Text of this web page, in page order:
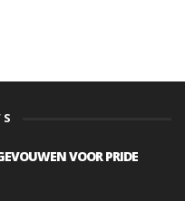
VOOR PRIDE